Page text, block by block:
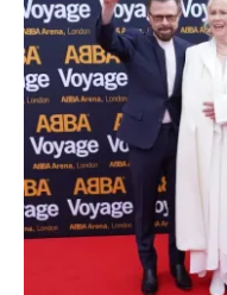
y
a